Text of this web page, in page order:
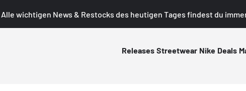
Alle wichtigen News & Restocks des heutigen Tages findest du immer
Releases Streetwear Nike Deals